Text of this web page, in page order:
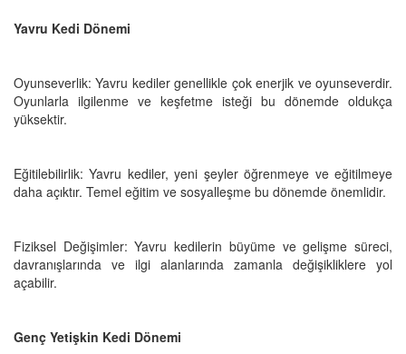
Yavru Kedi Dönemi
Oyunseverlik: Yavru kediler genellikle çok enerjik ve oyunseverdir.
Oyunlarla ilgilenme ve keşfetme isteği bu dönemde oldukça
yüksektir.
Eğitilebilirlik: Yavru kediler, yeni şeyler öğrenmeye ve eğitilmeye
daha açıktır. Temel eğitim ve sosyalleşme bu dönemde önemlidir.
Fiziksel Değişimler: Yavru kedilerin büyüme ve gelişme süreci,
davranışlarında ve ilgi alanlarında zamanla değişikliklere yol
açabilir.
Genç Yetişkin Kedi Dönemi